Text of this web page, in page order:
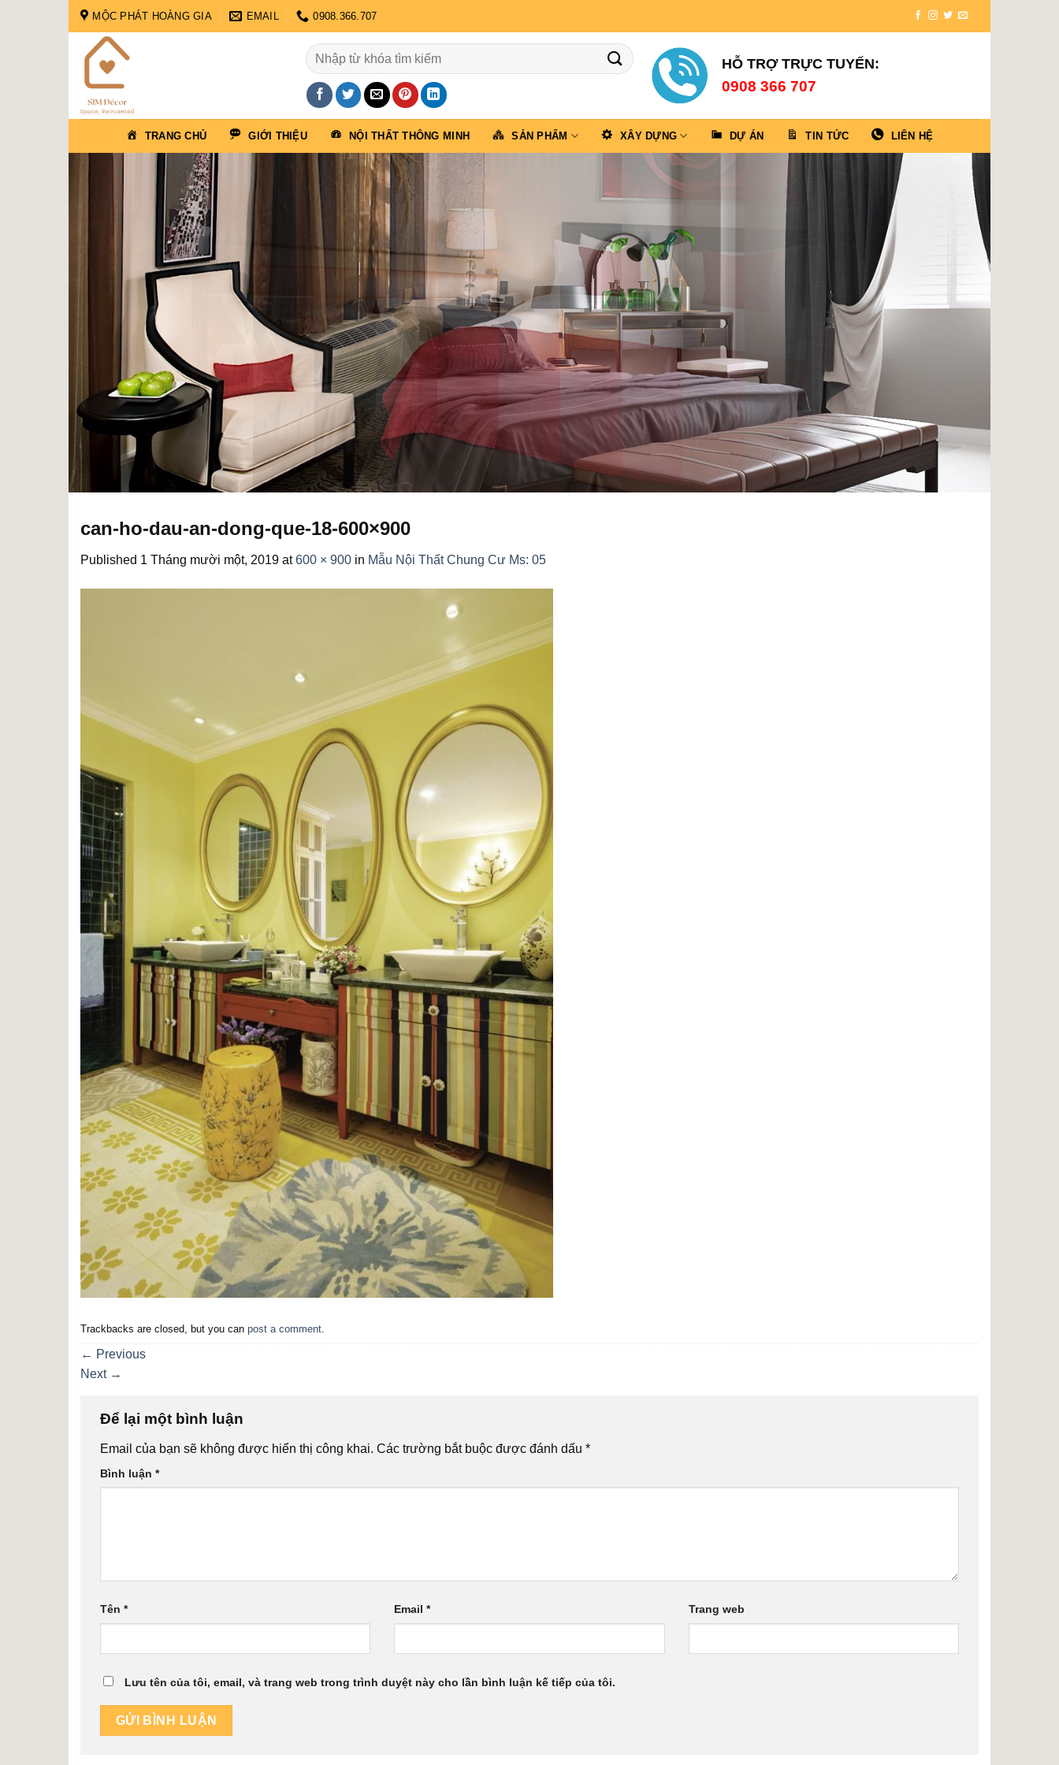
Skip
content
MỘC PHÁT HOÀNG GIA EMAIL 0908.366.707
Tìm
kiếm:
HỖ TRỢ TRỰC TUYẾN:
0908 366 707
TRANG CHỦ GIỚI THIỆU NỘI THẤT THÔNG MINH SẢN PHẨM XÂY DỰNG DỰ ÁN TIN TỨC LIÊN HỆ
can-ho-dau-an-dong-que-18-600×900
Published 1 Tháng mười một, 2019 at600 × 900 in Mẫu Nội Thất Chung Cư Ms: 05
Trackbacks are closed, but you can post a comment.
← Previous
Next →
Để lại một bình luận
Email của bạn sẽ không được hiển thị công khai. Các trường bắt buộc được đánh dấu *
Bình luận *
Tên * Email* Trang web
Lưu tên của tôi, email, và trang web trong trình duyệt này cho lần bình luận kế tiếp của tôi.